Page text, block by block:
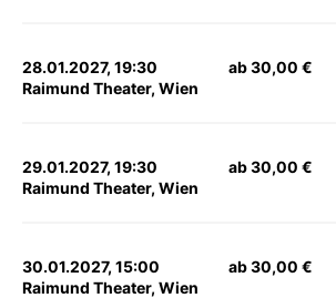
28.01.2027, 19:30
Raimund Theater, Wien
ab 30,00 €
29.01.2027, 19:30
Raimund Theater, Wien
ab 30,00 €
30.01.2027, 15:00
Raimund Theater, Wien
ab 30,00 €